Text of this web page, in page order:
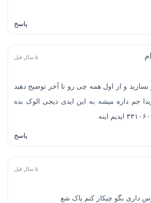
پاسخ
۵ سال قبل
و از اول همه چی رو تا آخر توضیح دهید
جم داره میشه به این ایدی دیجی الوک بده
ایدیم اینه
پاسخ
۵ سال قبل
داری بگو چیکار کنم پاک شع